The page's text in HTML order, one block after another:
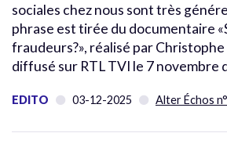
sociales chez nous sont très
phrase est tirée du documentaire
fraudeurs?», réalisé par
diffusé sur RTL TVI le 7 novembre
EDITO 03-12-2025 Alter Échos